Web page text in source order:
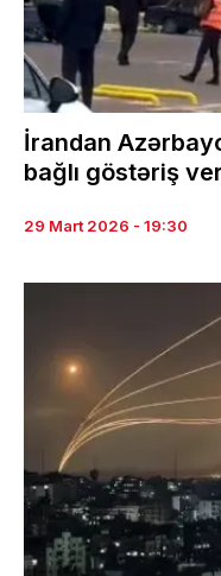
İrandan
bağlı göstəriş
29 Mart 2026 - 19:30